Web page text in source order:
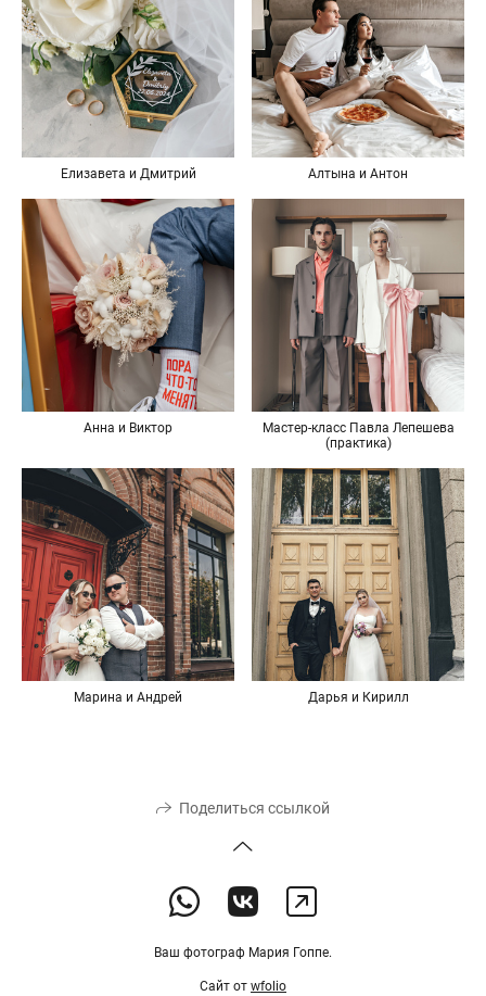
Елизавета и Дмитрий Алтына и Антон
Анна и Виктор
Мастер-класс Павла Лепешева
(практика)
Марина и Андрей Дарья и Кирилл
Поделиться ссылкой
Ваш фотограф Мария Гоппе.
Сайт от wfolio